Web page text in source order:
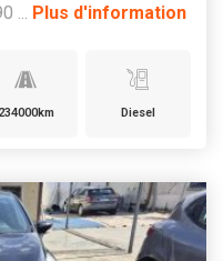
... Plus d'information
234000km Diesel